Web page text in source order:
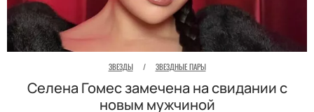
ЗВЕЗДЫ / ЗВЕЗДНЫЕ ПАРЫ
Селена Гомес замечена на свидании с
новым мужчиной